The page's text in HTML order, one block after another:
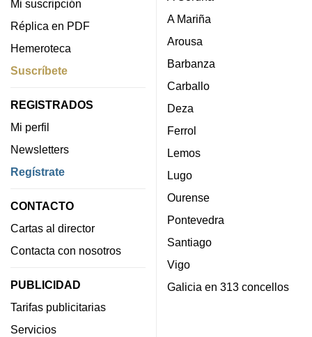
Mi suscripción
Réplica en PDF
Hemeroteca
Suscríbete
REGISTRADOS
Mi perfil
Newsletters
Regístrate
CONTACTO
Cartas al director
Contacta con nosotros
PUBLICIDAD
Tarifas publicitarias
Servicios
A Mariña
Arousa
Barbanza
Carballo
Deza
Ferrol
Lemos
Lugo
Ourense
Pontevedra
Santiago
Vigo
Galicia en 313 concellos